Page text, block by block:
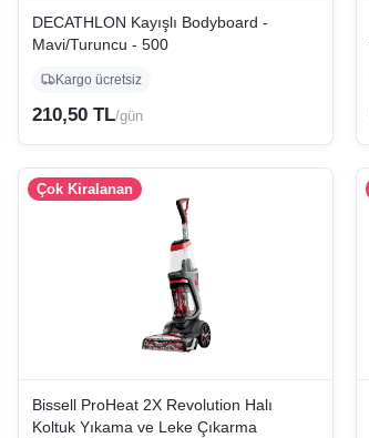
DECATHLON Kayışlı Bodyboard -
Mavi/Turuncu - 500
Kargo ücretsiz
210,50 TL/gün
Çok Kiralanan
Bissell ProHeat 2X Revolution Halı
Koltuk Yıkama ve Leke Çıkarma